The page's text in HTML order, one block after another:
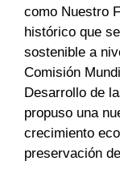
como Nuestro
histórico que
sostenible a
Comisión
Desarrollo de
propuso una
crecimiento
preservación